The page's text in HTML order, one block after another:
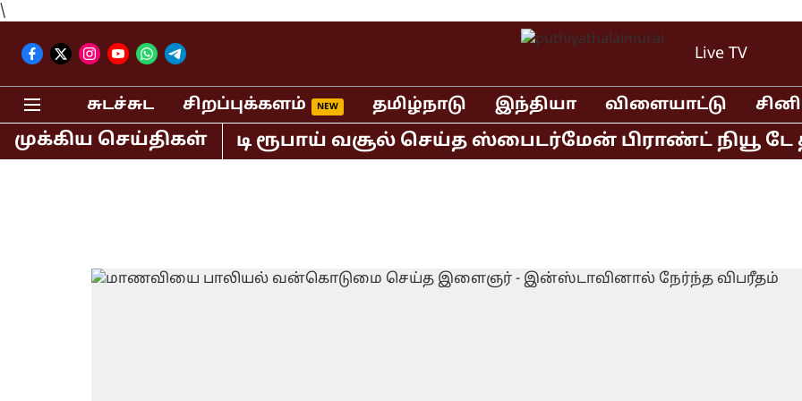
\
Live TV
சுடச்சுட சிறப்புக்களம் தமிழ்நாடு இந்தியா விளையாட்டு
முக்கிய செய்திகள்
மட்டும் 400 கோடி ரூபாய் வசூல் செய்த ஸ்பைடர்மேன் பிராண்ட் நியூ டே